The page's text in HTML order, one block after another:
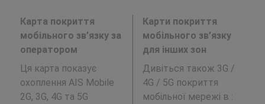
Карта покриття
мобільного зв’язку за
оператором
Ця карта показує
охоплення AIS Mobile
2G, 3G, 4G та 5G
Карти покриття
мобільного зв’язку
для інших зон
Дивіться також 3G /
4G / 5G покриття
мобільної мережі в :